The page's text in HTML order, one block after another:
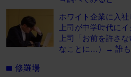
ホワイト企業に入
上司が中学時代に
上司「お前を許さ
なことに…）→ 誰も
folder修羅場